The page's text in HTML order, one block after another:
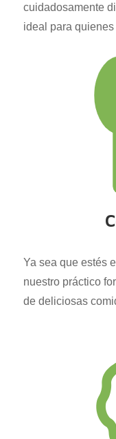
cuidadosamente
ideal para
Ya sea que estés
nuestro práctico
de deliciosas